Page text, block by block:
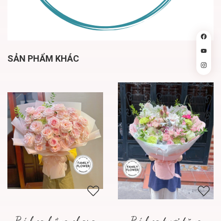
SẢN PHẨM KHÁC